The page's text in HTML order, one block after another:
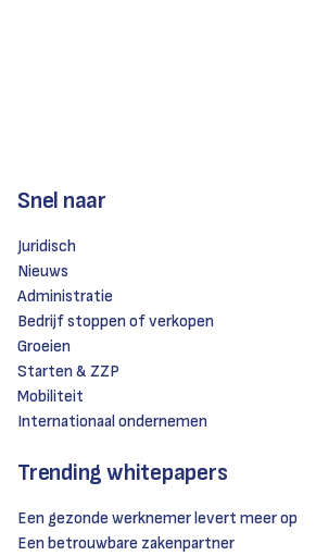
Snel naar
Juridisch
Nieuws
Administratie
Bedrijf stoppen of verkopen
Groeien
Starten & ZZP
Mobiliteit
Internationaal ondernemen
Trending whitepapers
Een gezonde werknemer levert meer op
Een betrouwbare zakenpartner